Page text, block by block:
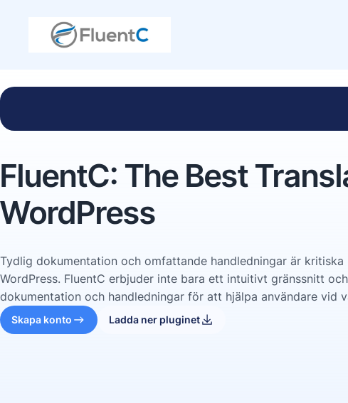
FluentC: The Best
WordPress
Tydlig dokumentation och omfattande handledningar är
WordPress. FluentC erbjuder inte bara ett intuitivt gränssnitt
dokumentation och handledningar för att hjälpa användare vid
Skapa konto Ladda ner pluginet